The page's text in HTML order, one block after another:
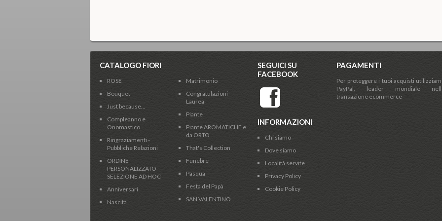
CATALOGO FIORI
ROSE
Bouquet
Just because...
Compleanno e
Onomastico
Ringraziamenti -
Pubbliche Relazioni
ORDINE
PERSONALIZZATO -
SELEZIONE AD HOC
Anniversari
Nascita
Matrimonio
Congratulazioni -
Laurea
Piante
Piante AROMATICHE e
da ORTO
That's Collection
Funebre
Pasqua
Festa del Papà
SAN VALENTINO
SEGUICI SU
FACEBOOK
INFORMAZIONI
Chi siamo
Dove siamo
Località servite
Privacy Policy
Cookie Policy
PAGAMENTI
Per proteggere i tuoi acquisti
PayPal, leader mondiale
transazione ecommerce